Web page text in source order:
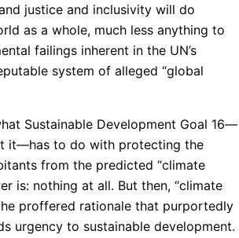
justice and inclusivity will do
as a whole, much less anything to
failings inherent in the UN’s
system of alleged “global
Sustainable Development Goal 16—
it—has to do with protecting the
from the predicted “climate
is: nothing at all. But then, “climate
proffered rationale that purportedly
urgency to sustainable development.